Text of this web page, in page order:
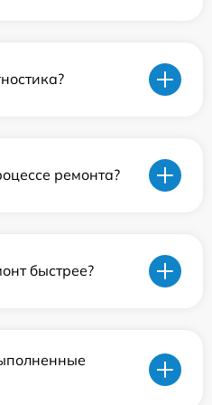
ремонта?
быстрее?